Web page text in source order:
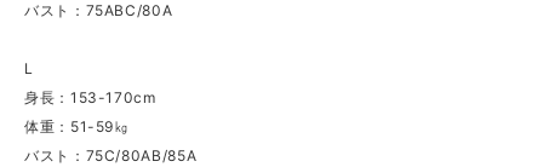
バスト：75ABC/80A
L
身長：153-170cm
体重：51-59㎏
バスト：75C/80AB/85A